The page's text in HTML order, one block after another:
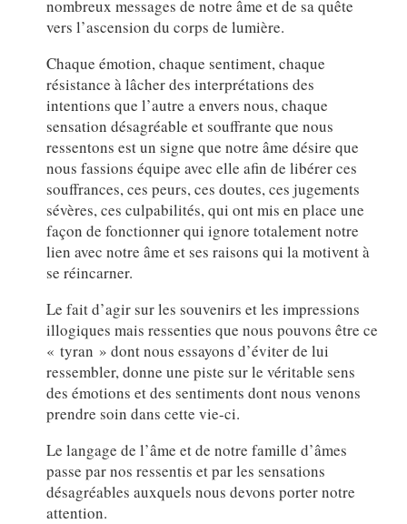
nombreux messages de notre âme et de sa quête
vers l’ascension du corps de lumière.
Chaque émotion, chaque sentiment, chaque
résistance à lâcher des interprétations des
intentions que l’autre a envers nous, chaque
sensation désagréable et souffrante que nous
ressentons est un signe que notre âme désire que
nous fassions équipe avec elle afin de libérer ces
souffrances, ces peurs, ces doutes, ces jugements
sévères, ces culpabilités, qui ont mis en place une
façon de fonctionner qui ignore totalement notre
lien avec notre âme et ses raisons qui la motivent à
se réincarner.
Le fait d’agir sur les souvenirs et les impressions
illogiques mais ressenties que nous pouvons être ce
« tyran » dont nous essayons d’éviter de lui
ressembler, donne une piste sur le véritable sens
des émotions et des sentiments dont nous venons
prendre soin dans cette vie-ci.
Le langage de l’âme et de notre famille d’âmes
passe par nos ressentis et par les sensations
désagréables auxquels nous devons porter notre
attention.